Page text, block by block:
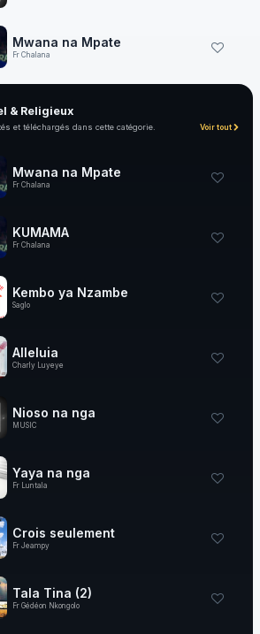
Mwana na Mpate
Fr Chalana
& Religieux
et téléchargés dans cette catégorie. Voir tout
Mwana na Mpate
Fr Chalana
KUMAMA
Fr Chalana
Kembo ya Nzambe
Saglo
Alleluia
Charly Luyeye
Nioso na nga
MUSIC
Yaya na nga
Fr Luntala
Crois seulement
Fr Jeampy
Tala Tina (2)
Fr Gédéon Nkongolo